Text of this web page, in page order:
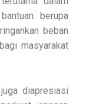
berupa
beban
masyarakat
diapresiasi